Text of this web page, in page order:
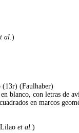
al.)
(13r) (Faulhaber)
blanco, con letras de
en marcos
et al.)